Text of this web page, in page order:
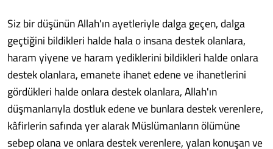
Siz bir düşünün Allah'ın ayetleriyle dalga geçen, dalga
geçtiğini bildikleri halde hala o insana destek olanlara,
haram yiyene ve haram yediklerini bildikleri halde onlara
destek olanlara, emanete ihanet edene ve ihanetlerini
gördükleri halde onlara destek olanlara, Allah'ın
düşmanlarıyla dostluk edene ve bunlara destek verenlere,
kâfirlerin safında yer alarak Müslümanların ölümüne
sebep olana ve onlara destek verenlere, yalan konuşan ve